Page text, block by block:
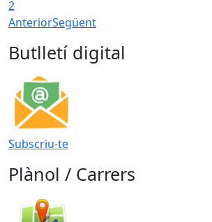
2
AnteriorSegüent
Butlletí digital
Subscriu-te
Plànol / Carrers